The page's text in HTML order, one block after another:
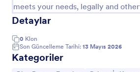
meets your needs, legally and
Detaylar
0 Klon
Son Güncelleme Tarihi: 13 Mayıs 2026
Kategoriler